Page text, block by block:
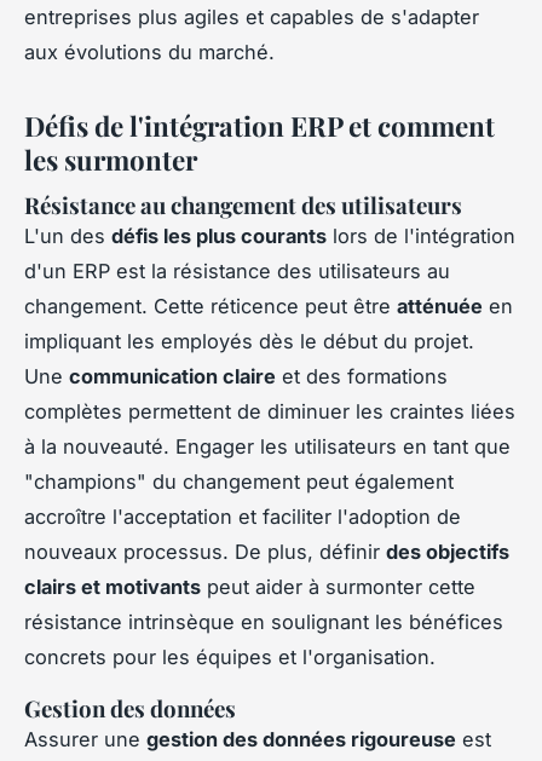
entreprises plus agiles et capables de s'adapter
aux évolutions du marché.
Défis de l'intégration ERP et comment
les surmonter
Résistance au changement des utilisateurs
L'un des défis les plus courants lors de l'intégration
d'un ERP est la résistance des utilisateurs au
changement. Cette réticence peut être atténuée en
impliquant les employés dès le début du projet.
Une communication claire et des formations
complètes permettent de diminuer les craintes liées
à la nouveauté. Engager les utilisateurs en tant que
"champions" du changement peut également
accroître l'acceptation et faciliter l'adoption de
nouveaux processus. De plus, définir des objectifs
clairs et motivants peut aider à surmonter cette
résistance intrinsèque en soulignant les bénéfices
concrets pour les équipes et l'organisation.
Gestion des données
Assurer une gestion des données rigoureuse est